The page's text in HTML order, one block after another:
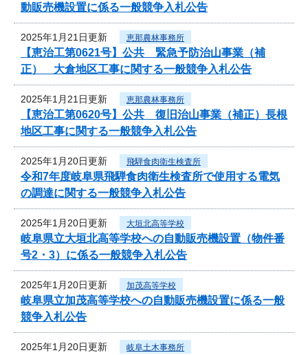
動販売機設置に係る一般競争入札公告
2025年1月21日更新 恵那農林事務所
【恵治工第0621号】公共 緊急予防治山事業（補
正） 大倉地区工事に関する一般競争入札公告
2025年1月21日更新 恵那農林事務所
【恵治工第0620号】公共 復旧治山事業（補正）長根
地区工事に関する一般競争入札公告
2025年1月20日更新 飛騨食肉衛生検査所
令和7年度岐阜県飛騨食肉衛生検査所で使用する電気
の調達に関する一般競争入札公告
2025年1月20日更新 大垣北高等学校
岐阜県立大垣北高等学校への自動販売機設置（物件番
号2・3）に係る一般競争入札公告
2025年1月20日更新 加茂高等学校
岐阜県立加茂高等学校への自動販売機設置に係る一般
競争入札公告
2025年1月20日更新 岐阜土木事務所